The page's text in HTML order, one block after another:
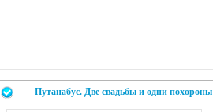
Путанабус. Две свадьбы и одни похороны